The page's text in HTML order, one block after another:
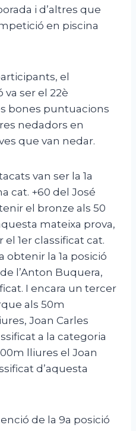
i d’altres que
en piscina
el
va ser el 22è
bones puntuacions
nedadors en
que van nedar.
van ser la 1a
cat. +60 del José
el bronze als 50
mateixa prova,
1er classificat cat.
obtenir la 1a posició
l’Anton Buquera,
I encara un tercer
als 50m
Joan Carles
a la categoria
lliures el Joan
d’aquesta
de la 9a posició